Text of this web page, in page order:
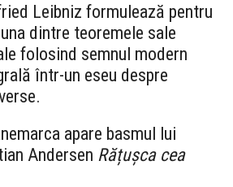
Leibniz formulează pentru
dintre teoremele sale
folosind semnul modern
într-un eseu despre
apare basmul lui
Andersen Rățușca cea